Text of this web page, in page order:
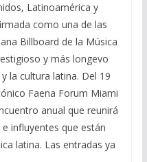
Latinoamérica y
como una de las
Billboard de la Música
y más longevo
la cultura latina. Del 19
Faena Forum Miami
anual que reunirá
influyentes que están
latina. Las entradas ya